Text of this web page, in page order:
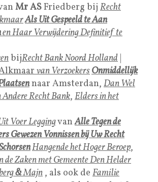
Mr ASFriedberg bij Recht
AlsUit Gespeeld te Aan
en Haar Verwijdering Definitief te
bijRecht Bank Noord Holland
van VerzoekersOnmiddellijk
naar Amsterdan, Dan Wel
Andere Recht Bank, Elders in het
Voer LeggingvanAlle Tegen de
Gewezen Vonnissen bij Uw Recht
Hangende het Hoger Beroep,
de Zaken met Gemeente Den Helder
&Majn , als ook de Familie